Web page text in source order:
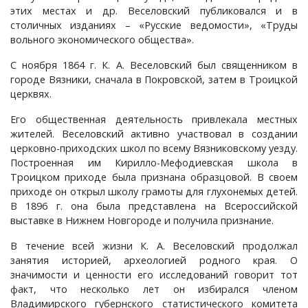
этих местах и др. Веселовский публиковался и в
столичных изданиях – «Русские ведомости», «Труды
вольного экономического общества».
С ноября 1864 г. К. А. Веселовский был священником в
городе Вязники, сначала в Покровской, затем в Троицкой
церквях.
Его общественная деятельность привлекала местных
жителей. Веселовский активно участвовал в создании
церковно-приходских школ по всему Вязниковскому уезду.
Построенная им Кирилло-Мефодиевская школа в
Троицком приходе была признана образцовой. В своем
приходе он открыл школу грамоты для глухонемых детей.
В 1896 г. она была представлена на Всероссийской
выставке в Нижнем Новгороде и получила признание.
В течение всей жизни К. А. Веселовский продолжал
занятия историей, археологией родного края. О
значимости и ценности его исследований говорит тот
факт, что несколько лет он избирался членом
Владимирского губернского статистического комитета
Слотино, село
Сорокина, деревня
Старова, деревня
Чернецкое, село
Шарапово, деревня
Шеина, деревня
Шимонова, деревня
Юрцево, деревня
Паустово, деревня
Пески, деревня
Пировы-Городищи, село
Путятино, деревня
Раменье, деревня
Сарыево, село
Сергеево, деревня
Сергиевы Горки, село
Фролово, урочище
Чулково, поселок
Шубино, деревня
Старково, деревня
Таланово, деревня
Тасинский Бор, поселок
Цикуль, село
Шевертни, деревня
Якимец, поселок
Горки, село
Городок, деревня
Гусево, деревня
Дворики, деревня
Дмитриково, деревня
Епишово, деревня
Зауичье, деревня
Ивановская, деревня
Малышево, село
Маринино, село
Марьино, село
Мелехово, поселок
Меховицы, село
Милиново, село
Мисайлово, деревня
Новый, поселок
Новобусино, деревня
Новофетинино, деревня
Раздолье, поселок
Тимошкино, село
Тонково, деревня
Флорищи, село
Лужки, деревня
Ляхи, село
Максимово, деревня
Мильдево, деревня
Окшово, деревня
Песочная, деревня
Просеницы, село
Пьянгус, село
Новоселки, село
Окулово, деревня
Орлово, деревня
Пестенькино, деревня
Савково, деревня
Саксино, деревня
Талызино, деревня
Татарово, село
Матренино, село
Мышлино, деревня
Нагорный, поселок
Перново, деревня
Петушки, город
Покров, город
Старые Омутищи, деревня
Старые Петушки, деревня
Лучинское, деревня
Некрасиха, деревня
Одерихино, деревня
Перебор, деревня
Прокошиха, деревня
Рождествено, село
Семеновское, село
Собинка, город
Овсяниково, деревня
Передел, деревня
Погребищи, деревня
Разлукино, деревня
Рычково, деревня
Сеславское, село
Спас-Купалище, село
Судогда, город
Новое, село
Павловское, село
Петраково, село
Порецкое, село
Пустой Ярославль, деревня
Романово, село
Садовый, поселок
Сновицы, село
Перелоги, село
Петрушино, деревня
Подолец, село
Ратислово, село
Сима, село
Федоровское, село
Федосьино, село
Чувашиха, деревня